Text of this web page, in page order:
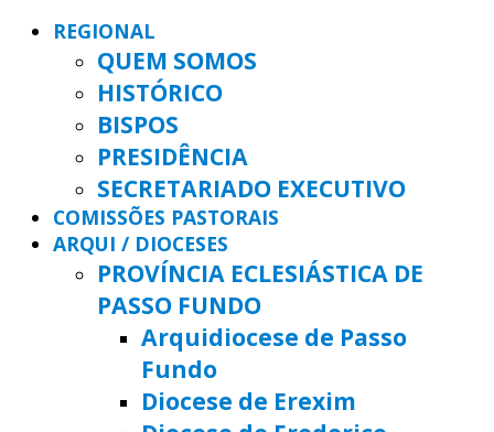
REGIONAL
QUEM SOMOS
HISTÓRICO
BISPOS
PRESIDÊNCIA
SECRETARIADO EXECUTIVO
COMISSÕES PASTORAIS
ARQUI / DIOCESES
PROVÍNCIA ECLESIÁSTICA DE
PASSO FUNDO
Arquidiocese de Passo
Fundo
Diocese de Erexim